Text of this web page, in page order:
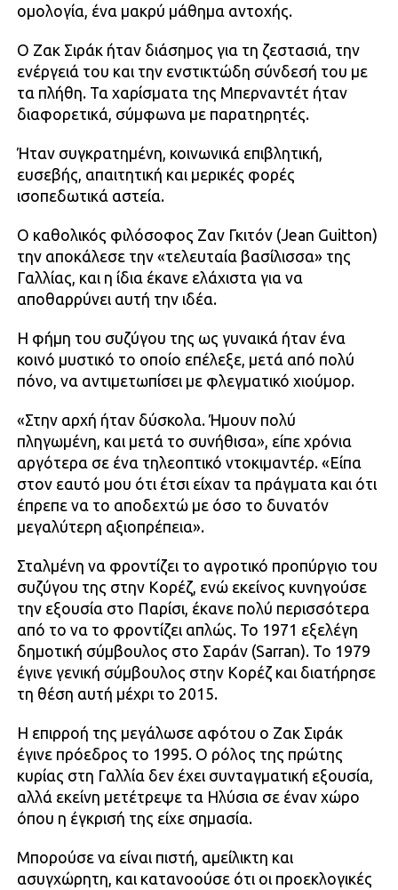
ομολογία, ένα μακρύ μάθημα αντοχής.
Ο Ζακ Σιράκ ήταν διάσημος για τη ζεστασιά, την
ενέργειά του και την ενστικτώδη σύνδεσή του με
τα πλήθη. Τα χαρίσματα της Μπερναντέτ ήταν
διαφορετικά, σύμφωνα με παρατηρητές.
Ήταν συγκρατημένη, κοινωνικά επιβλητική,
ευσεβής, απαιτητική και μερικές φορές
ισοπεδωτικά αστεία.
Ο καθολικός φιλόσοφος Ζαν Γκιτόν (Jean Guitton)
την αποκάλεσε την «τελευταία βασίλισσα» της
Γαλλίας, και η ίδια έκανε ελάχιστα για να
αποθαρρύνει αυτή την ιδέα.
Η φήμη του συζύγου της ως γυναικά ήταν ένα
κοινό μυστικό το οποίο επέλεξε, μετά από πολύ
πόνο, να αντιμετωπίσει με φλεγματικό χιούμορ.
«Στην αρχή ήταν δύσκολα. Ήμουν πολύ
πληγωμένη, και μετά το συνήθισα», είπε χρόνια
αργότερα σε ένα τηλεοπτικό ντοκιμαντέρ. «Είπα
στον εαυτό μου ότι έτσι είχαν τα πράγματα και ότι
έπρεπε να το αποδεχτώ με όσο το δυνατόν
μεγαλύτερη αξιοπρέπεια».
Σταλμένη να φροντίζει το αγροτικό προπύργιο του
συζύγου της στην Κορέζ, ενώ εκείνος κυνηγούσε
την εξουσία στο Παρίσι, έκανε πολύ περισσότερα
από το να το φροντίζει απλώς. Το 1971 εξελέγη
δημοτική σύμβουλος στο Σαράν (Sarran). Το 1979
έγινε γενική σύμβουλος στην Κορέζ και διατήρησε
τη θέση αυτή μέχρι το 2015.
Η επιρροή της μεγάλωσε αφότου ο Ζακ Σιράκ
έγινε πρόεδρος το 1995. Ο ρόλος της πρώτης
κυρίας στη Γαλλία δεν έχει συνταγματική εξουσία,
αλλά εκείνη μετέτρεψε τα Ηλύσια σε έναν χώρο
όπου η έγκρισή της είχε σημασία.
Μπορούσε να είναι πιστή, αμείλικτη και
ασυγχώρητη, και κατανοούσε ότι οι προεκλογικές